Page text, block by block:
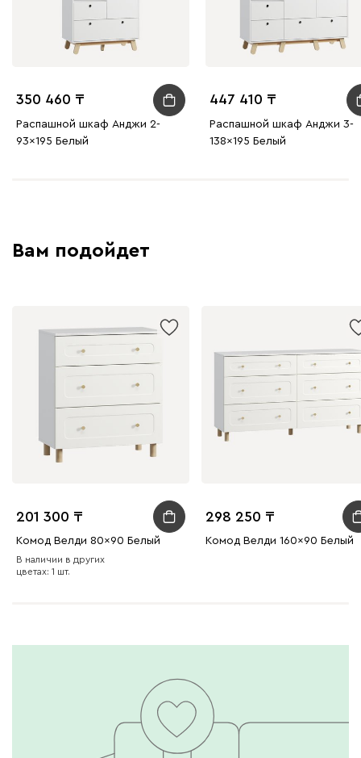
350 460
Распашной шкаф Анджи 2-
93x195 Белый
447 410
Распашной шкаф Анджи 3-
138x195 Белый
Вам подойдет
201 300
Комод Велди 80x90 Белый
В наличии в других
цветах: 1 шт.
298 250
Комод Велди 160x90 Белый